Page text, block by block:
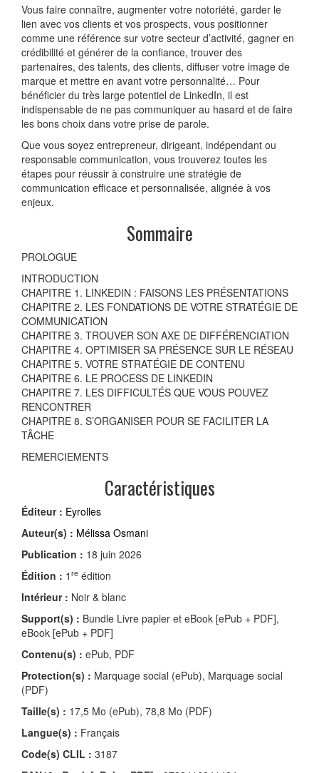
Vous faire connaître, augmenter votre notoriété, garder le
lien avec vos clients et vos prospects, vous positionner
comme une référence sur votre secteur d’activité, gagner en
crédibilité et générer de la confiance, trouver des
partenaires, des talents, des clients, diffuser votre image de
marque et mettre en avant votre personnalité… Pour
bénéficier du très large potentiel de LinkedIn, il est
indispensable de ne pas communiquer au hasard et de faire
les bons choix dans votre prise de parole.
Que vous soyez entrepreneur, dirigeant, indépendant ou
responsable communication, vous trouverez toutes les
étapes pour réussir à construire une stratégie de
communication efficace et personnalisée, alignée à vos
enjeux.
Sommaire
PROLOGUE
INTRODUCTION
CHAPITRE 1. LINKEDIN : FAISONS LES PRÉSENTATIONS
CHAPITRE 2. LES FONDATIONS DE VOTRE STRATÉGIE DE
COMMUNICATION
CHAPITRE 3. TROUVER SON AXE DE DIFFÉRENCIATION
CHAPITRE 4. OPTIMISER SA PRÉSENCE SUR LE RÉSEAU
CHAPITRE 5. VOTRE STRATÉGIE DE CONTENU
CHAPITRE 6. LE PROCESS DE LINKEDIN
CHAPITRE 7. LES DIFFICULTÉS QUE VOUS POUVEZ
RENCONTRER
CHAPITRE 8. S’ORGANISER POUR SE FACILITER LA
TÂCHE
REMERCIEMENTS
Caractéristiques
Éditeur : Eyrolles
Auteur(s) : Mélissa Osmani
Publication : 18 juin 2026
Édition : 1 re édition
Intérieur : Noir & blanc
Support(s) : Bundle Livre papier et eBook [ePub + PDF],
eBook [ePub + PDF]
Contenu(s) : ePub, PDF
Protection(s) : Marquage social (ePub), Marquage social
(PDF)
Taille(s) : 17,5 Mo (ePub), 78,8 Mo (PDF)
Langue(s) : Français
Code(s) CLIL : 3187